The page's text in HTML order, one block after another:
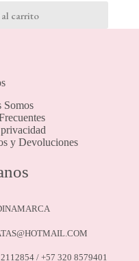
carrito
Somos
y Devoluciones
/ +57 320 8579401